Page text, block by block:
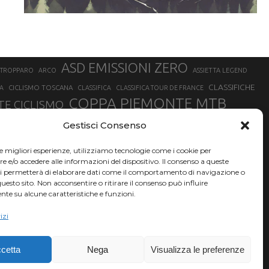
Gestisci Consenso
migliori esperienze, utilizziamo tecnologie come i cookie per
e/o accedere alle informazioni del dispositivo. Il consenso a queste
permetterà di elaborare dati come il comportamento di navigazione o
sito. Non acconsentire o ritirare il consenso può influire
su alcune caratteristiche e funzioni.
Nega Visualizza le preferenze
ARCO ASD EMISSIONI ZERO ASSIETTA LEGEND
CICLISMO TOSCANA CLASSIFICA CLASSIFICA TOUR DE FRANCE CLASSIFICHE
CICLISMO COPPA PIEMONTE MTB
FABIO ARU FIAB FINALE LIGURE
HERVÉ BARMASSE INSUBRIA BIKE FESTIVAL
LUCA BRAIDOT MARATHON BIKE DELLA BRIANZA
MATHIEU VAN DER POEL
TRIATHLON OLIMPICO